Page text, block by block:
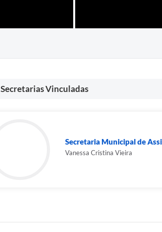
Secretarias Vinculadas
Secretaria Municipal de
Vanessa Cristina Vieira